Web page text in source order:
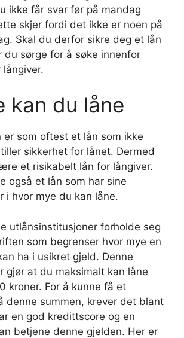
ikke får svar før på mandag
skjer fordi det ikke er noen på
Skal du derfor sikre deg et lån
du sørge for å søke innenfor
kan du låne
er som oftest et lån som ikke
sikkerhet for lånet. Dermed
et risikabelt lån for långiver.
også et lån som har sine
i hvor mye du kan låne.
utlånsinstitusjoner forholde seg
som begrenser hvor mye en
ha i usikret gjeld. Denne
gjør at du maksimalt kan låne
kroner. For å kunne få et
denne summen, krever det blant
en god kredittscore og en
betjene denne gjelden. Her er